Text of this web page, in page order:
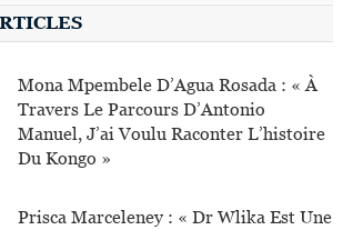
Mona Mpembele D’Agua Rosada : « À
Travers Le Parcours D’Antonio
Manuel, J’ai Voulu Raconter L’histoire
Du Kongo »
Prisca Marceleney : « Dr Wlika Est Une